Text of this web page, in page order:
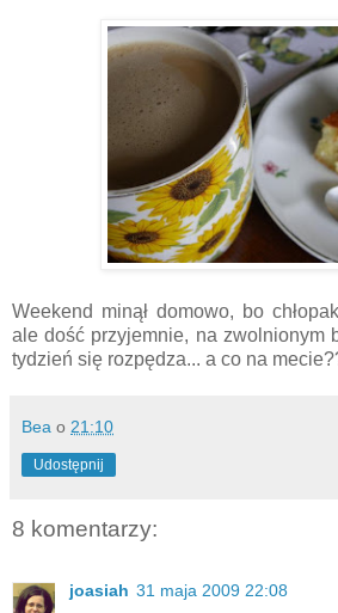
Weekend minął domowo, bo
ale dość przyjemnie, na zwolnionym
tydzień się rozpędza... a co na
Bea o 21:10
Udostępnij
8 komentarzy:
joasiah 31 maja 2009 22:08